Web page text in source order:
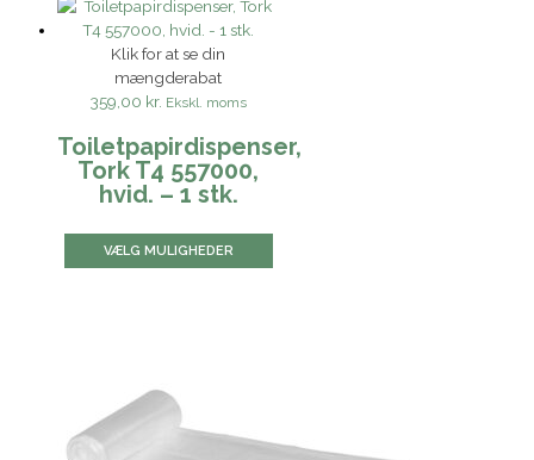
Klik for at se din
mængderabat
359,00 kr. Ekskl. moms
Toiletpapirdispenser,
Tork T4 557000,
hvid. – 1 stk.
VÆLG MULIGHEDER